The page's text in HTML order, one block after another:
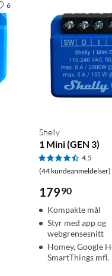
6
Shelly
1 Mini (GEN 3)
4.5
(44 kundeanmeldelser)
17990
Kompakte mål
Styr med app og
webgrensesnitt
Homey, Google
SmartThings mfl.